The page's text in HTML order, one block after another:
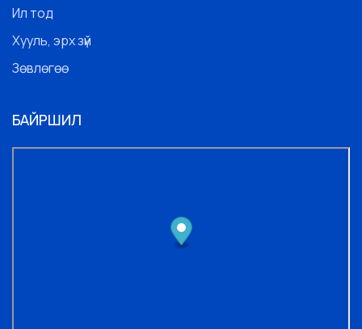
Ил тод
Хууль, эрх зүй
Зөвлөгөө
БАЙРШИЛ